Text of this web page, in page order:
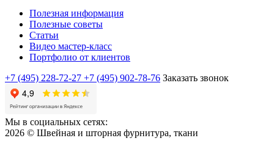
Полезная информация
Полезные советы
Статьи
Видео мастер-класс
Портфолио от клиентов
+7 (495) 228-72-27 +7 (495) 902-78-76 Заказать звонок
Мы в социальных сетях:
2026 © Швейная и шторная фурнитура, ткани